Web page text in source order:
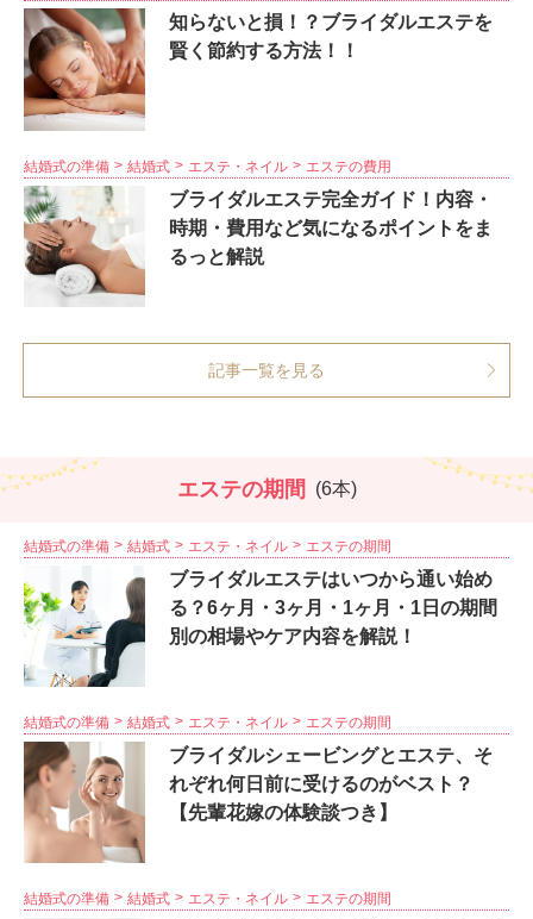
知らないと損！？ブライダルエステを
賢く節約する方法！！
結婚式の準備 結婚式 エステ・ネイル エステの費用
ブライダルエステ完全ガイド！内容・
時期・費用など気になるポイントをま
るっと解説
記事一覧を見る
エステの期間 (6本)
結婚式の準備 結婚式 エステ・ネイル エステの期間
ブライダルエステはいつから通い始め
る？6ヶ月・3ヶ月・1ヶ月・1日の期間
別の相場やケア内容を解説！
結婚式の準備 結婚式 エステ・ネイル エステの期間
ブライダルシェービングとエステ、そ
れぞれ何日前に受けるのがベスト？
【先輩花嫁の体験談つき】
結婚式の準備 結婚式 エステ・ネイル エステの期間